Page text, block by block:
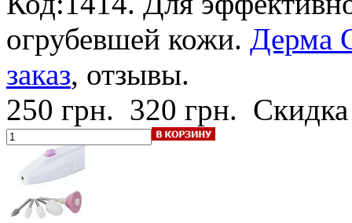
огрубевшей кожи. Дерма
заказ, отзывы.
250 грн. 320 грн.